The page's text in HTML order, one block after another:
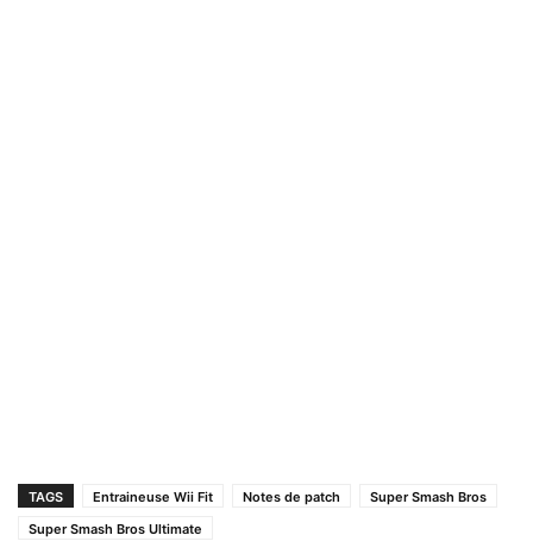
TAGS Entraineuse Wii Fit Notes de patch
Super Smash Bros
Super Smash Bros Ultimate